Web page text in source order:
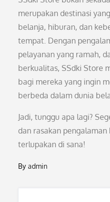
merupakan destinasi
belanja, hiburan, dan
tempat. Dengan
pelayanan yang ramah,
berkualitas, SSdki Store
bagi mereka yang ingin
berbeda dalam dunia
Jadi, tunggu apa lagi?
dan rasakan
terlupakan di sana!
Byadmin